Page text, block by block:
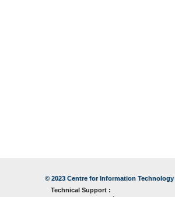
© 2023Centre for Information Technology
Technical Support :